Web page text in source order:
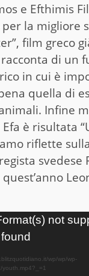
e Efthimis
la migliore
film greco
racconta di un
in cui è
quella di
Infine
è risultata
riflette
svedese
not
wp/wp/wp-